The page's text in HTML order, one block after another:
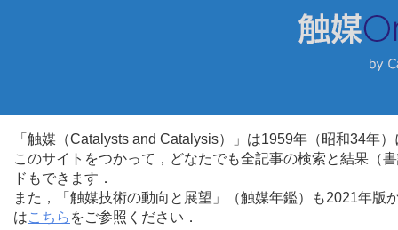
「触媒（Catalysts and Catalysis）」は1959年（昭和34年
このサイトをつかって，どなたでも全記事の検索と結果（
ドもできます．
また，「触媒技術の動向と展望」（触媒年鑑）も2021年
はこちら をご参照ください．